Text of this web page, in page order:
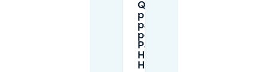
Quali sono i
prezzi di
parcheggio
per il
Parkhaus
Heerdt a
Heerdt?